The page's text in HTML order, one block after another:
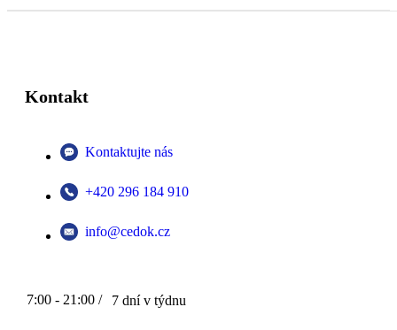
Kontakt
Kontaktujte nás
+420 296 184 910
info@cedok.cz
7:00 - 21:00 / 7 dní v týdnu